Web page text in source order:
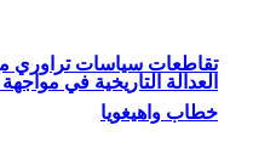
العدالة التاريخية في
تقاطعات سياسات تراوري
خطاب واهيغويا